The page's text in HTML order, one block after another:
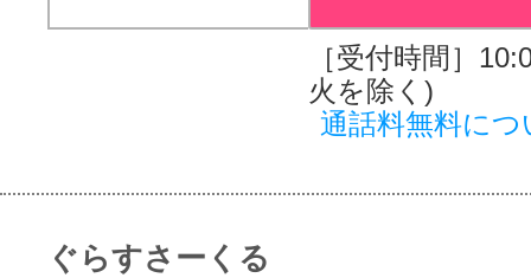
［受付時間］
火を除く)
通話料無料につ
ぐらすさーくる